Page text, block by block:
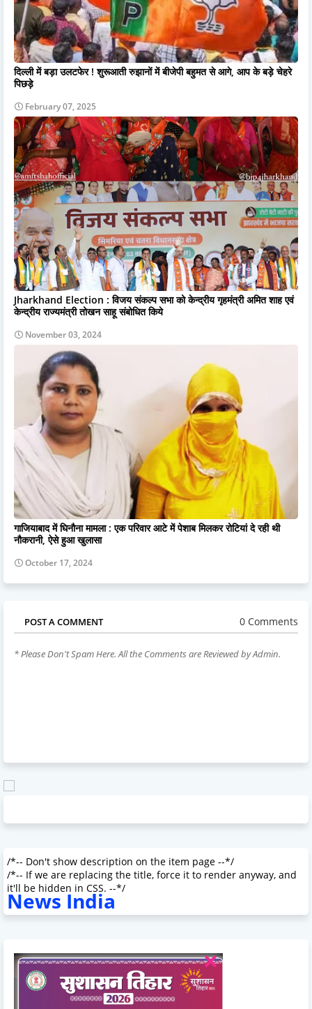
दिल्ली में बड़ा उलटफेर ! शुरूआती रुझानों में बीजेपी बहुमत से आगे, आप के बड़े चेहरे
पिछड़े
February 07, 2025
Jharkhand Election : विजय संकल्प सभा को केन्द्रीय गृहमंत्री अमित शाह एवं
केन्द्रीय राज्यमंत्री तोखन साहू संबोधित किये
November 03, 2024
गाजियाबाद में घिनौना मामला : एक परिवार आटे में पेशाब मिलकर रोटियां दे रही थी
नौकरानी, ऐसे हुआ खुलासा
October 17, 2024
POST A COMMENT 0 Comments
* Please Don't Spam Here. All the Comments are Reviewed by Admin.
/*-- Don't show description on the item page --*/
/*-- If we are replacing the title, force it to render anyway, and
it'll be hidden in CSS. --*/
News India